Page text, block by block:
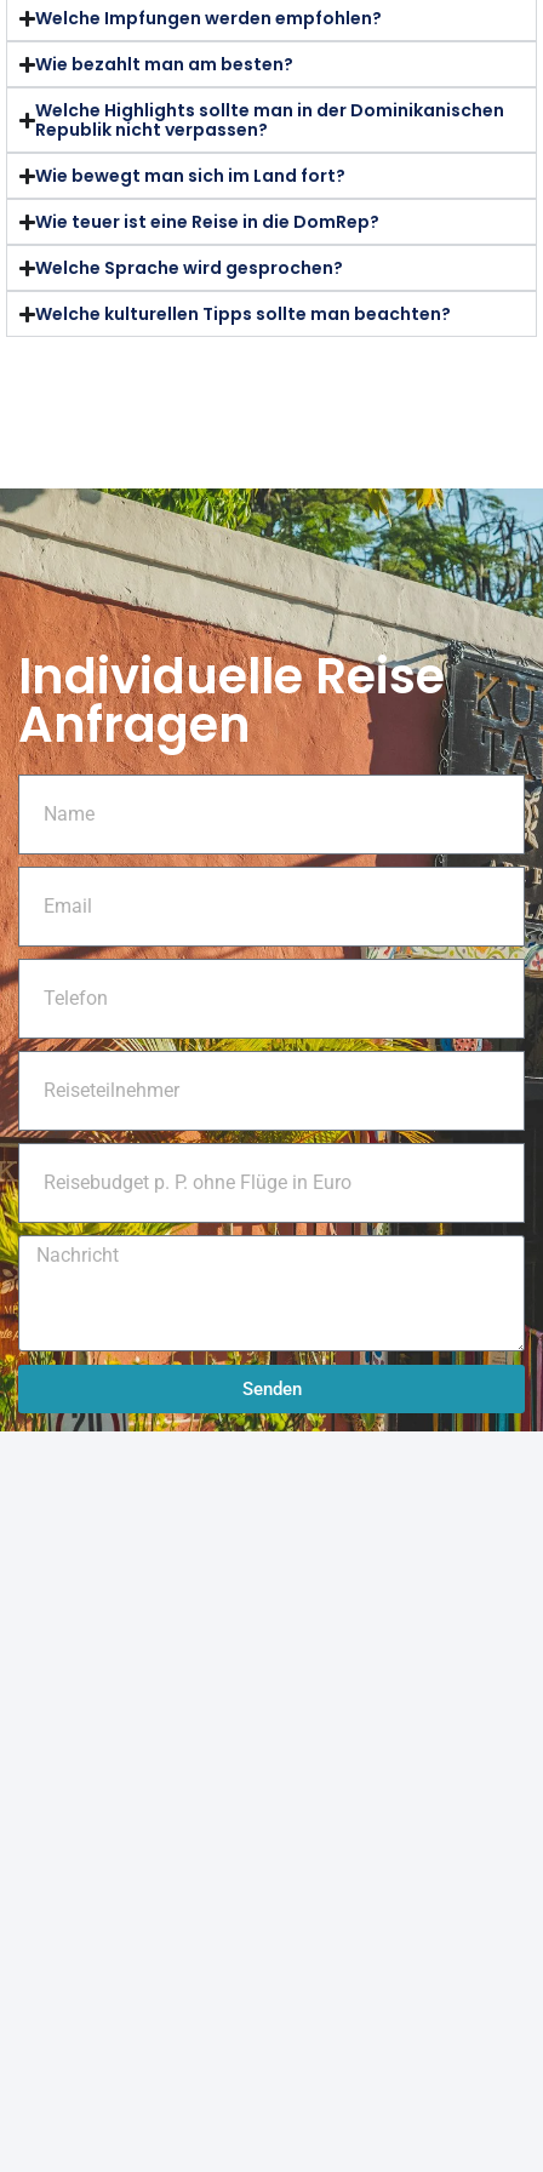
Welche Impfungen werden empfohlen?
Wie bezahlt man am besten?
Welche Highlights sollte man in der Dominikanischen
Republik nicht verpassen?
Wie bewegt man sich im Land fort?
Wie teuer ist eine Reise in die DomRep?
Welche Sprache wird gesprochen?
Welche kulturellen Tipps sollte man beachten?
Individuelle Reise
Anfragen
Senden